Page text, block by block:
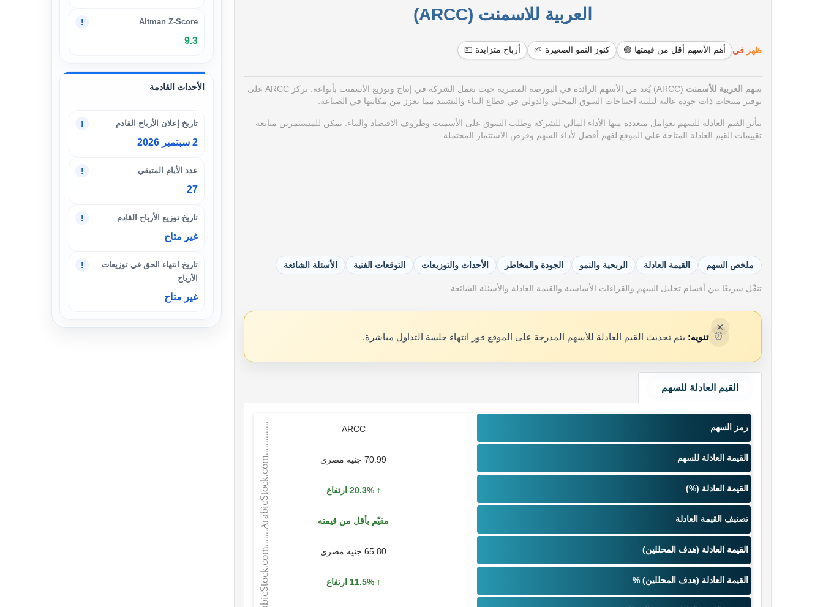
العربية للاسمنت (ARCC)
ظهر في أهم الأسهم أقل من قيمتها 🟢 كنوز النمو الصغيرة 🌱 أرباح متزايدة 💴
سهم العربية للأسمنت
(ARCC) يُعد من الأسهم الرائدة في البورصة المصرية حيث تعمل الشركة في إنتاج وتوزيع الأسمنت بأنواعه. تركز ARCC على
توفير منتجات ذات جودة عالية لتلبية احتياجات السوق المحلي والدولي في قطاع البناء والتشييد مما يعزز من مكانتها في الصناعة.
تتأثر القيم العادلة للسهم بعوامل متعددة منها الأداء المالي للشركة وطلب السوق على الأسمنت وظروف الاقتصاد والبناء. يمكن للمستثمرين متابعة
تقييمات القيم العادلة المتاحة على الموقع لفهم أفضل لأداء السهم وفرص الاستثمار المحتملة.
ملخص السهم القيمة العادلة الربحية والنمو الجودة والمخاطر الأحداث والتوزيعات التوقعات الفنية الأسئلة الشائعة
تنقّل سريعًا بين أقسام تحليل السهم والقراءات الأساسية والقيمة العادلة والأسئلة الشائعة.
×
⏰ تنويه: يتم تحديث القيم العادلة للأسهم المدرجة على الموقع فور انتهاء جلسة التداول مباشرة.
القيم العادلة للسهم
ARCC
70.99 جنيه مصري
20.3% ارتفاع
مقيّم بأقل من قيمته
65.80 جنيه مصري
11.5% ارتفاع
Altman Z-Score
!
9.3
الأحداث القادمة
تاريخ إعلان الأرباح القادم !
2 سبتمبر 2026
عدد الأيام المتبقي !
27
تاريخ توزيع الأرباح القادم !
غير متاح
تاريخ انتهاء الحق في توزيعات
الأرباح
!
غير متاح